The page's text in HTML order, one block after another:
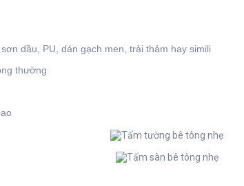
PU, dán gạch men, trải thảm hay simili
thường